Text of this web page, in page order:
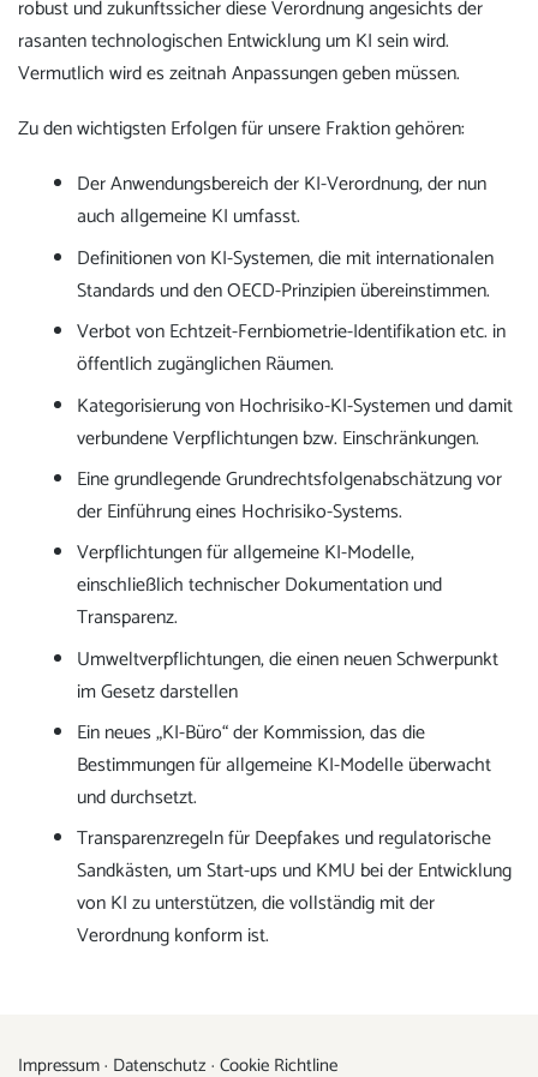
robust und zukunftssicher diese Verordnung angesichts der
rasanten technologischen Entwicklung um KI sein wird.
Vermutlich wird es zeitnah Anpassungen geben müssen.
Zu den wichtigsten Erfolgen für unsere Fraktion gehören:
Der Anwendungsbereich der KI-Verordnung, der nun
auch allgemeine KI umfasst.
Definitionen von KI-Systemen, die mit internationalen
Standards und den OECD-Prinzipien übereinstimmen.
Verbot von Echtzeit-Fernbiometrie-Identifikation etc. in
öffentlich zugänglichen Räumen.
Kategorisierung von Hochrisiko-KI-Systemen und damit
verbundene Verpflichtungen bzw. Einschränkungen.
Eine grundlegende Grundrechtsfolgenabschätzung vor
der Einführung eines Hochrisiko-Systems.
Verpflichtungen für allgemeine KI-Modelle,
einschließlich technischer Dokumentation und
Transparenz.
Umweltverpflichtungen, die einen neuen Schwerpunkt
im Gesetz darstellen
Ein neues „KI-Büro“ der Kommission, das die
Bestimmungen für allgemeine KI-Modelle überwacht
und durchsetzt.
Transparenzregeln für Deepfakes und regulatorische
Sandkästen, um Start-ups und KMU bei der Entwicklung
von KI zu unterstützen, die vollständig mit der
Verordnung konform ist.
Impressum· Datenschutz · Cookie Richtline